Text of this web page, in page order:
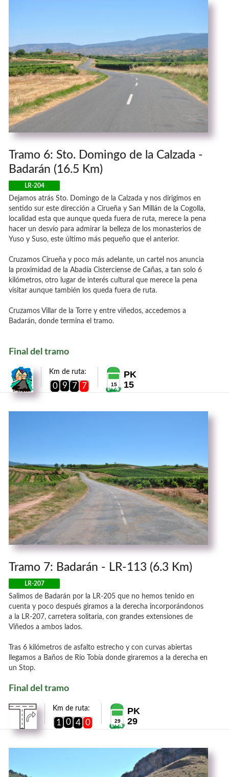
Tramo 6: Sto. Domingo de la Calzada -
Badarán (16.5 Km)
LR-204
Dejamos atrás Sto. Domingo de la Calzada y nos dirigimos en
sentido sur este dirección a Cirueña y San Millán de la Cogolla,
localidad esta que aunque queda fuera de ruta, merece la pena
hacer un desvío para admirar la belleza de los monasterios de
Yuso y Suso, este último más pequeño que el anterior.
Cruzamos Cirueña y poco más adelante, un cartel nos anuncia
la proximidad de la Abadía Cisterciense de Cañas, a tan solo 6
kilómetros, otro lugar de interés cultural que merece la pena
visitar aunque también los queda fuera de ruta.
Cruzamos Villar de la Torre y entre viñedos, accedemos a
Badarán, donde termina el tramo.
Final del tramo
Km de ruta:
0 9 7 7 15
PK
15
Tramo 7: Badarán - LR-113 (6.3 Km)
LR-207
Salimos de Badarán por la LR-205 que no hemos tenido en
cuenta y poco después giramos a la derecha incorporándonos
a la LR-207, carretera solitaria, con grandes extensiones de
Viñedos a ambos lados.
Tras 6 kilómetros de asfalto estrecho y con curvas abiertas
llegamos a Baños de Río Tobía donde giraremos a la derecha en
un Stop.
Final del tramo
Km de ruta:
1 0 4 0 29
PK
29